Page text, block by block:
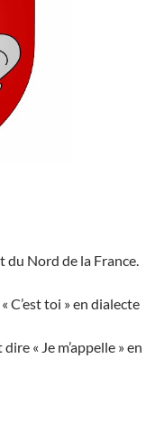
du Nord de la France.
C’est toi » en dialecte
« Je m’appelle » en